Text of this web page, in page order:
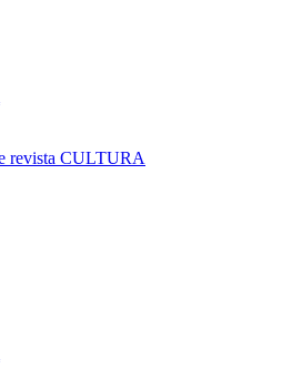
revista CULTURA